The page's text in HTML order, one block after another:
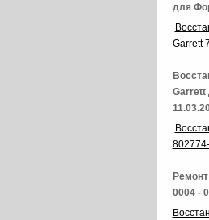
для
Garrett
Garrett
0004 -